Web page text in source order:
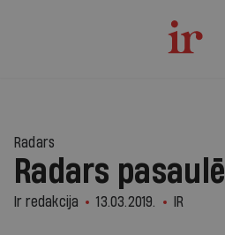
Radars
Radars pasaulē
Ir redakcija 13.03.2019. IR